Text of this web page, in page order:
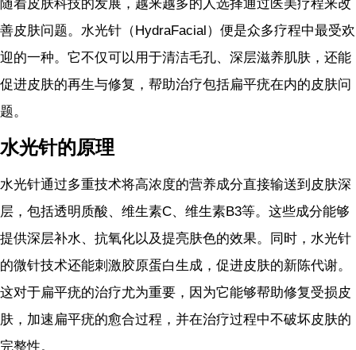
随着皮肤科技的发展，越来越多的人选择通过医美疗程来改
善皮肤问题。水光针（HydraFacial）便是众多疗程中最受欢
迎的一种。它不仅可以用于清洁毛孔、深层滋养肌肤，还能
促进皮肤的再生与修复，帮助治疗包括扁平疣在内的皮肤问
题。
水光针的原理
水光针通过多重技术将高浓度的营养成分直接输送到皮肤深
层，包括透明质酸、维生素C、维生素B3等。这些成分能够
提供深层补水、抗氧化以及提亮肤色的效果。同时，水光针
的微针技术还能刺激胶原蛋白生成，促进皮肤的新陈代谢。
这对于扁平疣的治疗尤为重要，因为它能够帮助修复受损皮
肤，加速扁平疣的愈合过程，并在治疗过程中不破坏皮肤的
完整性。